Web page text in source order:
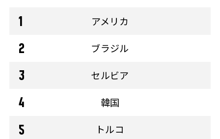
アメリカ
ブラジル
セルビア
韓国
トルコ